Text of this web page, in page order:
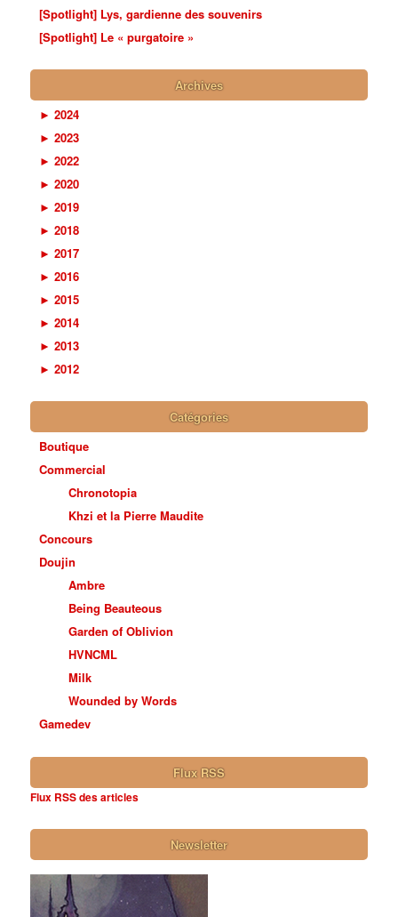
[Spotlight] Lys, gardienne des souvenirs
[Spotlight] Le « purgatoire »
Archives
► 2024
► 2023
► 2022
► 2020
► 2019
► 2018
► 2017
► 2016
► 2015
► 2014
► 2013
► 2012
Catégories
Boutique
Commercial
Chronotopia
Khzi et la Pierre Maudite
Concours
Doujin
Ambre
Being Beauteous
Garden of Oblivion
HVNCML
Milk
Wounded by Words
Gamedev
Flux RSS
Flux RSS des articles
Newsletter